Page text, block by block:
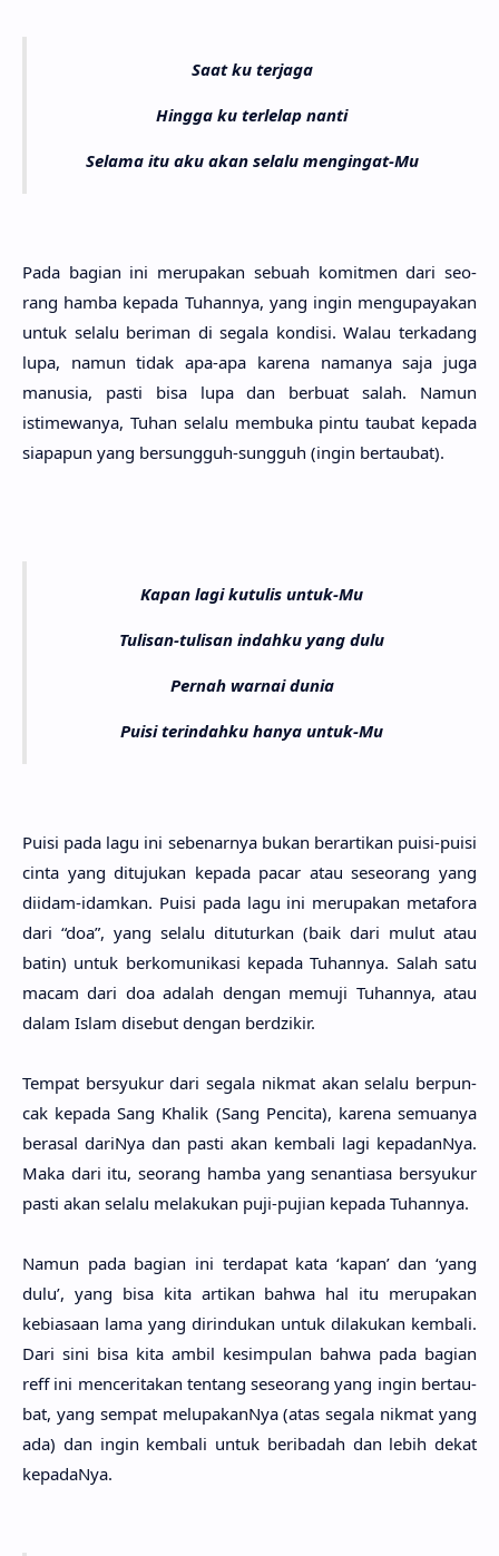
Saat ku terjaga
Hingga ku terlelap nanti
Selama itu aku akan selalu mengingat-Mu
Pada bagi­an ini merupa­kan sebu­ah komit­men dari seo­
rang hamba kepa­da Tuhan­nya, yang ingin mengupaya­kan
untuk sela­lu beri­man di sega­la kondi­si. Walau terka­dang
lupa, namun tidak apa-apa kare­na nama­nya saja juga
manu­sia, pasti bisa lupa dan berbu­at salah. Namun
istimewa­nya, Tuhan sela­lu membu­ka pintu tau­bat kepa­da
siapa­pun yang bersung­guh-sung­guh (ingin bertau­bat).
Kapan lagi kutulis untuk-Mu
Tulisan-tulisan indahku yang dulu
Pernah warnai dunia
Puisi terindahku hanya untuk-Mu
Puisi pada lagu ini sebenar­nya bukan berarti­kan puisi-puisi
cinta yang dituju­kan kepa­da pacar atau seseo­rang yang
dii­dam-idam­kan. Puisi pada lagu ini merupa­kan metafo­ra
dari “doa”, yang sela­lu ditutur­kan (baik dari mulut atau
batin) untuk berkomunika­si kepa­da Tuhan­nya. Salah satu
macam dari doa ada­lah dengan memu­ji Tuhan­nya, atau
dalam Islam dise­but dengan berdzi­kir.
Tem­pat bersyu­kur dari sega­la nik­mat akan sela­lu berpun­
cak kepa­da Sang Kha­lik (Sang Penci­ta), kare­na semua­nya
bera­sal dari­Nya dan pasti akan kemba­li lagi kepadan­Nya.
Maka dari itu, seo­rang hamba yang senantia­sa bersyu­kur
pasti akan sela­lu melaku­kan puji-puji­an kepa­da Tuhan­nya.
Namun pada bagi­an ini terda­pat kata ‘kapan’ dan ‘yang
dulu’, yang bisa kita arti­kan bahwa hal itu merupa­kan
kebiasa­an lama yang dirindu­kan untuk dilaku­kan kemba­li.
Dari sini bisa kita ambil kesimpu­lan bahwa pada bagi­an
reff ini mencerita­kan ten­tang seseo­rang yang ingin bertau­
bat, yang sem­pat melupakan­Nya (atas sega­la nik­mat yang
ada) dan ingin kemba­li untuk beriba­dah dan lebih dekat
kepada­Nya.